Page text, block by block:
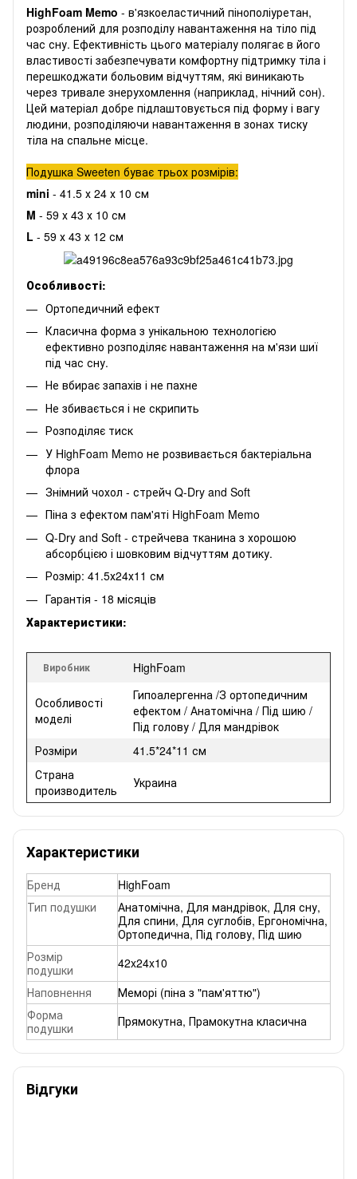
HighFoam Memo - в'язкоеластичний пінополіуретан,
розроблений для розподілу навантаження на тіло під
час сну. Ефективність цього матеріалу полягає в його
властивості забезпечувати комфортну підтримку тіла і
перешкоджати больовим відчуттям, які виникають
через тривале знерухомлення (наприклад, нічний сон).
Цей матеріал добре підлаштовується під форму і вагу
людини, розподіляючи навантаження в зонах тиску
тіла на спальне місце.
Подушка Sweeten буває трьох розмірів:
mini - 41.5 х 24 х 10 см
M - 59 х 43 х 10 см
L - 59 х 43 х 12 см
Особливості:
Ортопедичний ефект
Класична форма з унікальною технологією
ефективно розподіляє навантаження на м'язи шиї
під час сну.
Не вбирає запахів і не пахне
Не збивається і не скрипить
Розподіляє тиск
У HighFoam Memo не розвивається бактеріальна
флора
Знімний чохол - стрейч Q-Dry and Soft
Піна з ефектом пам'яті HighFoam Memo
Q-Dry and Soft - стрейчева тканина з хорошою
абсорбцією і шовковим відчуттям дотику.
Розмір: 41.5х24х11 см
Гарантія - 18 місяців
Характеристики:
Виробник HighFoam
Особливості
моделі
Гипоалергенна /З ортопедичним
ефектом / Анатомічна / Під шию /
Під голову / Для мандрівок
Розміри
41.5*24*11 см
Страна
производитель
Украина
Характеристики
Бренд
HighFoam
Тип подушки
Анатомічна, Для мандрівок, Для сну,
Для спини, Для суглобів, Ергономічна,
Ортопедична, Під голову, Під шию
Розмір
подушки
42x24x10
Наповнення
Меморі (піна з "пам'яттю")
Форма
подушки
Прямокутна, Прамокутна класична
Відгуки